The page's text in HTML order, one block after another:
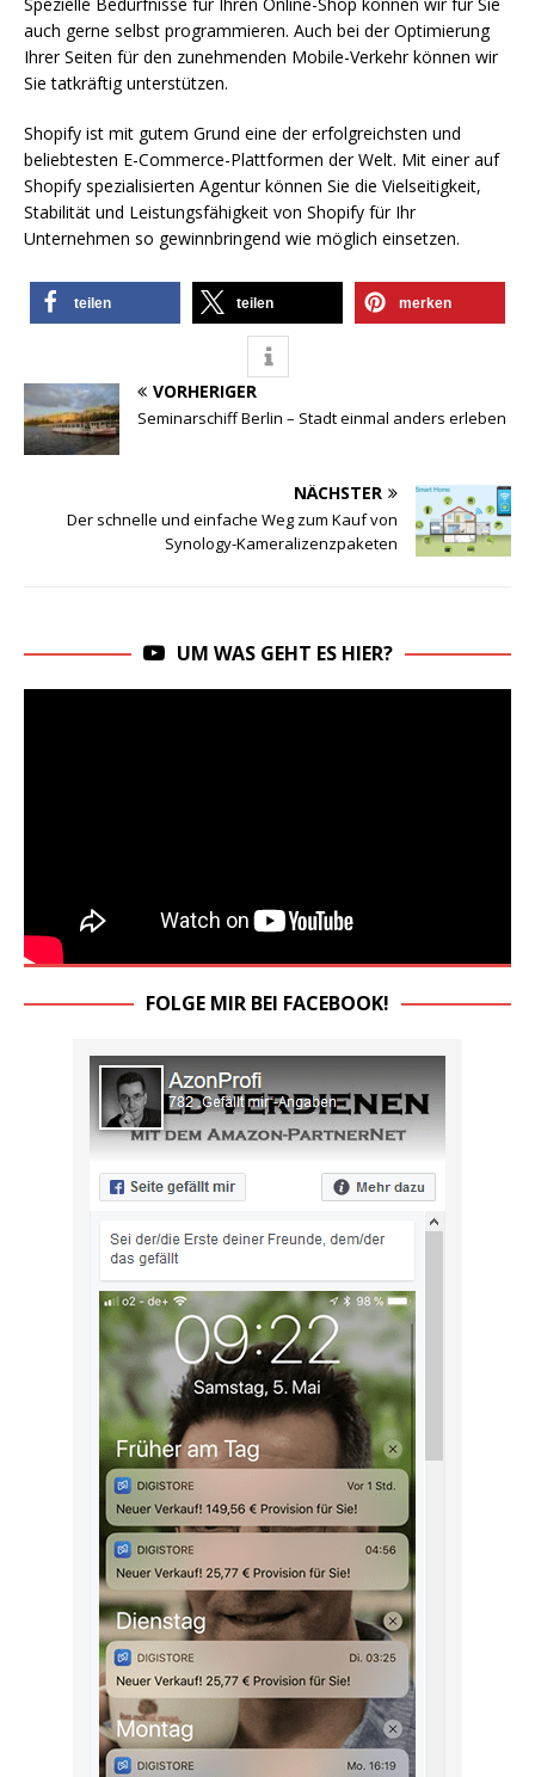
auch gerne selbst programmieren. Auch bei der Optimierung
Ihrer Seiten für den zunehmenden Mobile-Verkehr können wir
Sie tatkräftig unterstützen.
Shopify ist mit gutem Grund eine der erfolgreichsten und
beliebtesten E-Commerce-Plattformen der Welt. Mit einer auf
Shopify spezialisierten Agentur können Sie die Vielseitigkeit,
Stabilität und Leistungsfähigkeit von Shopify für Ihr
Unternehmen so gewinnbringend wie möglich einsetzen.
teilen teilen merken
VORHERIGER
Seminarschiff Berlin – Stadt einmal anders erleben
NÄCHSTER
Der schnelle und einfache Weg zum Kauf von
Synology-Kameralizenzpaketen
UM WAS GEHT ES HIER?
FOLGE MIR BEI FACEBOOK!